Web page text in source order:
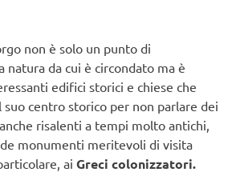
non è solo un punto di
natura da cui è circondato ma è
edifici storici e chiese che
suo centro storico per non parlare dei
risalenti a tempi molto antichi,
monumenti meritevoli di visita
ai Greci colonizzatori.